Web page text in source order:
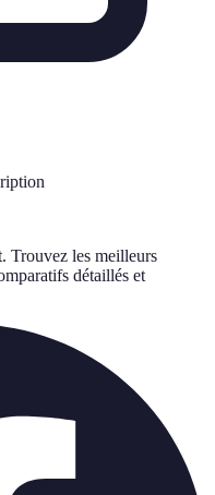
Trouvez les meilleurs
détaillés et